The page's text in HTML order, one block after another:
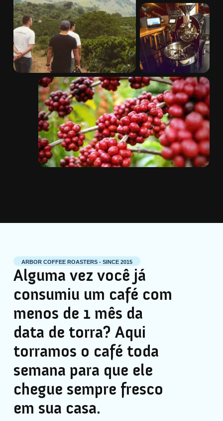
ARBOR COFFEE ROASTERS - SINCE 2015
Alguma vez você já
consumiu um café com
menos de 1 mês da
data de torra? Aqui
torramos o café toda
semana para que ele
chegue sempre fresco
em sua casa.